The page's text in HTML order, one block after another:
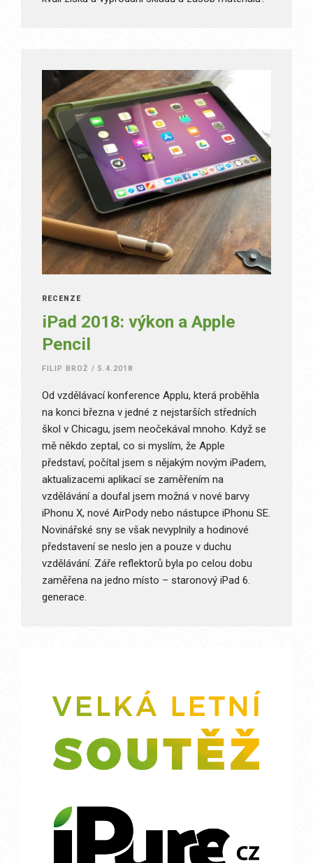
RECENZE
iPad 2018: výkon a Apple
Pencil
FILIP BROŽ / 5.4.2018
Od vzdělávací konference Applu, která proběhla
na konci března v jedné z nejstarších středních
škol v Chicagu, jsem neočekával mnoho. Když se
mě někdo zeptal, co si myslím, že Apple
představí, počítal jsem s nějakým novým iPadem,
aktualizacemi aplikací se zaměřením na
vzdělávání a doufal jsem možná v nové barvy
iPhonu X, nové AirPody nebo nástupce iPhonu SE.
Novinářské sny se však nevyplnily a hodinové
představení se neslo jen a pouze v duchu
vzdělávání. Záře reflektorů byla po celou dobu
zaměřena na jedno místo – staronový iPad 6.
generace.